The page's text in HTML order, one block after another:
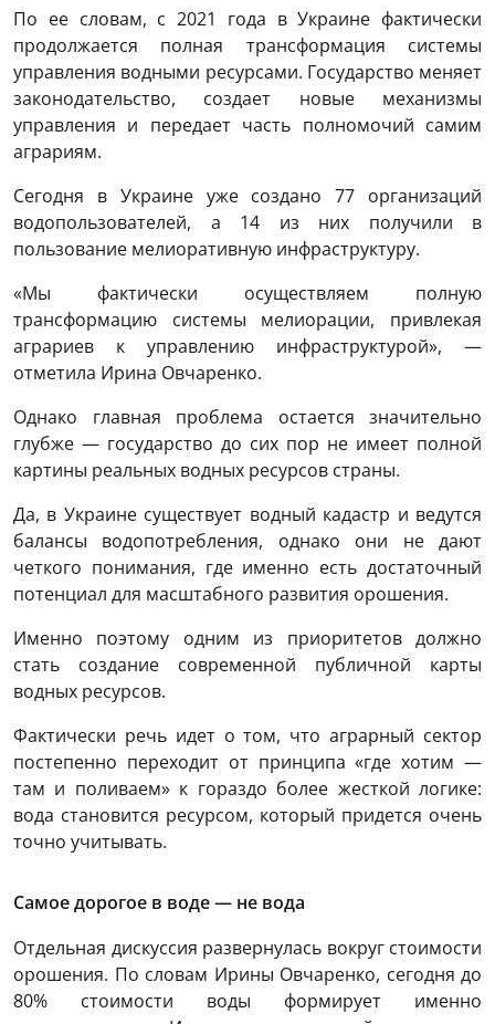
По ее словам, с 2021 года в Украине фактически
продолжается полная трансформация системы
управления водными ресурсами. Государство меняет
законодательство, создает новые механизмы
управления и передает часть полномочий самим
аграриям.
Сегодня в Украине уже создано 77 организаций
водопользователей, а 14 из них получили в
пользование мелиоративную инфраструктуру.
«Мы фактически осуществляем полную
трансформацию системы мелиорации, привлекая
аграриев к управлению инфраструктурой», —
отметила Ирина Овчаренко.
Однако главная проблема остается значительно
глубже — государство до сих пор не имеет полной
картины реальных водных ресурсов страны.
Да, в Украине существует водный кадастр и ведутся
балансы водопотребления, однако они не дают
четкого понимания, где именно есть достаточный
потенциал для масштабного развития орошения.
Именно поэтому одним из приоритетов должно
стать создание современной публичной карты
водных ресурсов.
Фактически речь идет о том, что аграрный сектор
постепенно переходит от принципа «где хотим —
там и поливаем» к гораздо более жесткой логике:
вода становится ресурсом, который придется очень
точно учитывать.
Самое дорогое в воде — не вода
Отдельная дискуссия развернулась вокруг стоимости
орошения. По словам Ирины Овчаренко, сегодня до
80% стоимости воды формирует именно